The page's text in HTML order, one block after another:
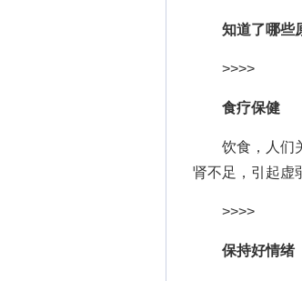
知道了哪些原
>>>>
食疗保健
饮食，人们关
肾不足，引起虚
>>>>
保持好情绪